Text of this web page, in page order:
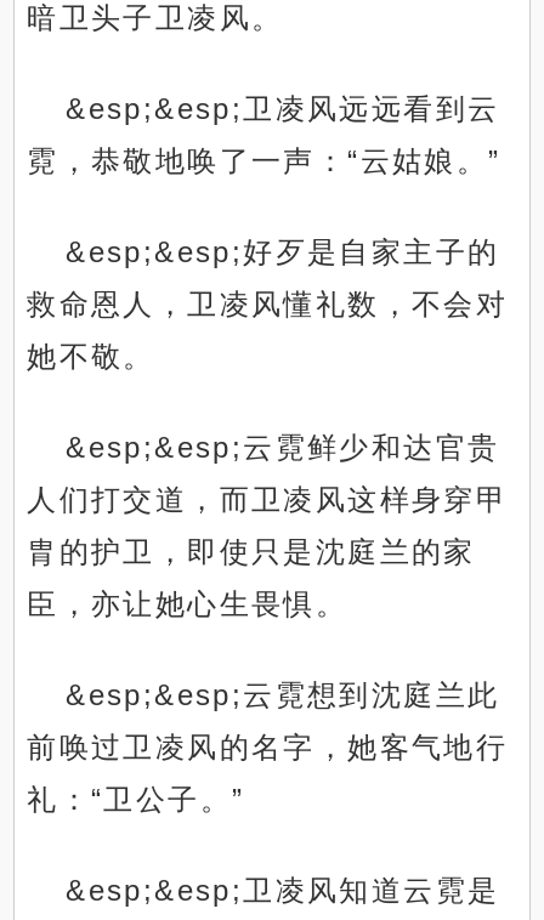
暗卫头子卫凌风。
&esp;&esp;卫凌风远远看到云
霓，恭敬地唤了一声：“云姑娘。”
&esp;&esp;好歹是自家主子的
救命恩人，卫凌风懂礼数，不会对
她不敬。
&esp;&esp;云霓鲜少和达官贵
人们打交道，而卫凌风这样身穿甲
胄的护卫，即使只是沈庭兰的家
臣，亦让她心生畏惧。
&esp;&esp;云霓想到沈庭兰此
前唤过卫凌风的名字，她客气地行
礼：“卫公子。”
&esp;&esp;卫凌风知道云霓是